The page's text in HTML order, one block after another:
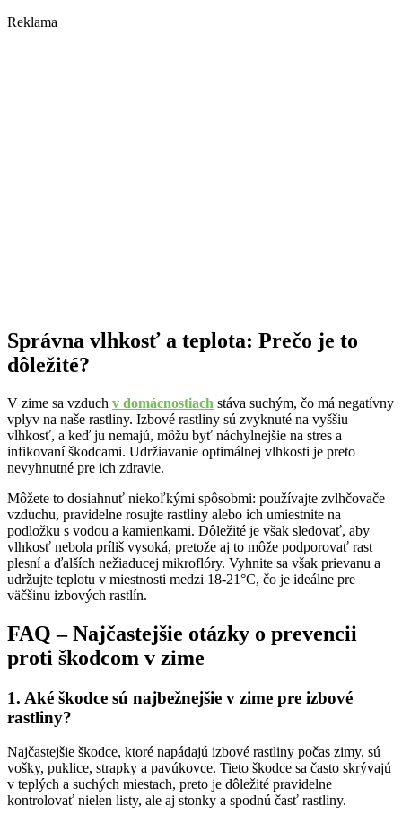
Reklama
Správna vlhkosť a teplota: Prečo je to
dôležité?
V zime sa vzduch v domácnostiach stáva suchým, čo má negatívny
vplyv na naše rastliny. Izbové rastliny sú zvyknuté na vyššiu
vlhkosť, a keď ju nemajú, môžu byť náchylnejšie na stres a
infikovaní škodcami. Udržiavanie optimálnej vlhkosti je preto
nevyhnutné pre ich zdravie.
Môžete to dosiahnuť niekoľkými spôsobmi: používajte zvlhčovače
vzduchu, pravidelne rosujte rastliny alebo ich umiestnite na
podložku s vodou a kamienkami. Dôležité je však sledovať, aby
vlhkosť nebola príliš vysoká, pretože aj to môže podporovať rast
plesní a ďalších nežiaducej mikroflóry. Vyhnite sa však prievanu a
udržujte teplotu v miestnosti medzi 18-21°C, čo je ideálne pre
väčšinu izbových rastlín.
FAQ – Najčastejšie otázky o prevencii
proti škodcom v zime
1. Aké škodce sú najbežnejšie v zime pre izbové
rastliny?
Najčastejšie škodce, ktoré napádajú izbové rastliny počas zimy, sú
vošky, puklice, strapky a pavúkovce. Tieto škodce sa často skrývajú
v teplých a suchých miestach, preto je dôležité pravidelne
kontrolovať nielen listy, ale aj stonky a spodnú časť rastliny.